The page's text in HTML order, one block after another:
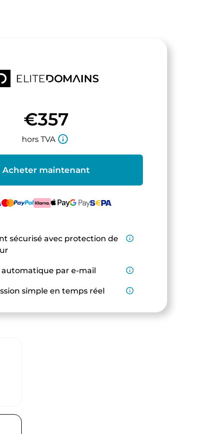
€357
hors TVA info_outline
Acheter maintenant
sécurisé avec protection de
info_outline
automatique par e-mail info_outline
simple en temps réel info_outline